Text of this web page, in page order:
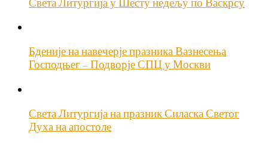
Света Литургија у Шесту недељу по Васкрсу
Бденије на навечерје празника Вазнесења
Господњег – Подворје СПЦ у Москви
Света Литургија на празник Силаска Светог
Духа на апостоле